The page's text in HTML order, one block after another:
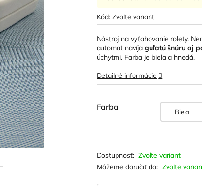
Kód: Zvoľte variant
Farba Biela
Zvoľte variant
Môžeme doručiť do: Zvoľte
Nástroj na vyťahovanie rolety.
automat navíja guľatú šnúru aj
úchytmi. Farba je biela a hnedá.
Detailné informácie
produktu
je
0,0
z
5
hviezdičiek.